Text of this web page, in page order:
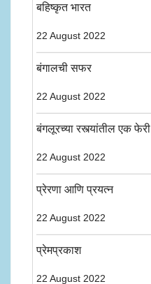
बहिष्कृत भारत
22 August 2022
बंगालची सफर
22 August 2022
बंगलूरच्या रस्त्यांतील एक फेरी
22 August 2022
प्रेरणा आणि प्रयत्न
22 August 2022
प्रेमप्रकाश
22 August 2022